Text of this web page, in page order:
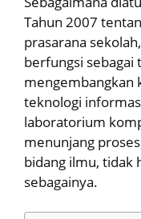
Tahun 2007
prasarana
berfungsi
mengembangkan
teknologi
laboratorium
menunjang
bidang ilmu, tidak
sebagainya.